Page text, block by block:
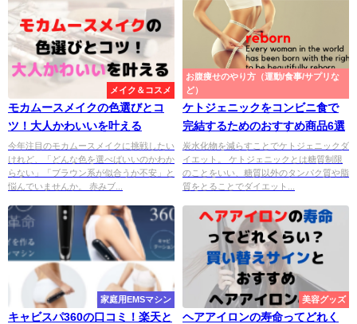
メイク＆コスメ
モカムースメイクの色選びとコ
ツ！大人かわいいを叶える
今年注目のモカムースメイクに挑戦したい
けれど、「どんな色を選べばいいのかわか
らない」「ブラウン系が似合うか不安」と
悩んでいませんか。 赤みブ...
お腹痩せのやり方（運動/食事/サプリな
ど）
ケトジェニックをコンビニ食で
完結するためのおすすめ商品6選
炭水化物を減らすことでケトジェニックダ
イエット。 ケトジェニックとは糖質制限
のことをいい、糖質以外のタンパク質や脂
質をとることでダイエット...
家庭用EMSマシン
キャビスパ360の口コミ！楽天と
美容グッズ
ヘアアイロンの寿命ってどれく